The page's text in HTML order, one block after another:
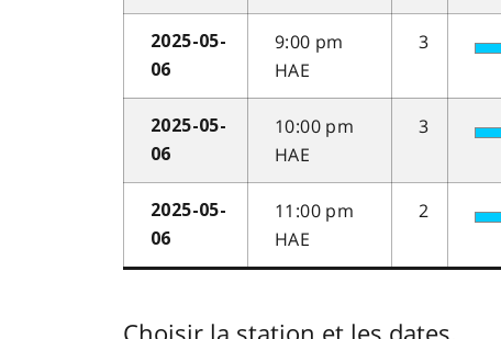
2025-05-
06
9:00 pm
HAE
3
2025-05-
06
10:00 pm
HAE
3
2025-05-
06
11:00 pm
HAE
2